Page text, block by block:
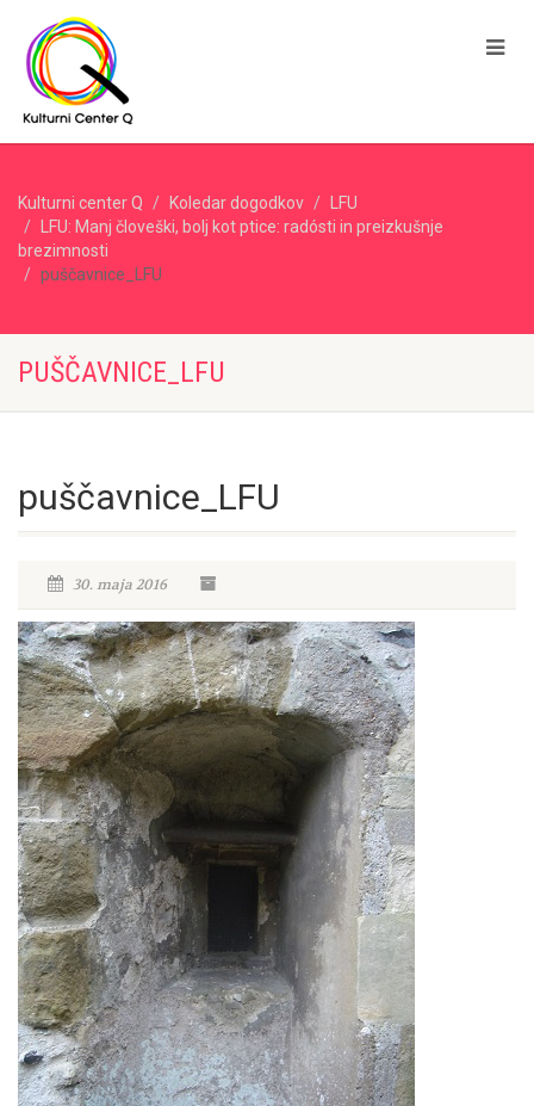
Kulturni center Q Koledar dogodkov
LFU
LFU: Manj človeški, bolj kot ptice: radósti in preizkušnje
brezimnosti
puščavnice_LFU
PUŠČAVNICE_LFU
puščavnice_LFU
30. maja 2016